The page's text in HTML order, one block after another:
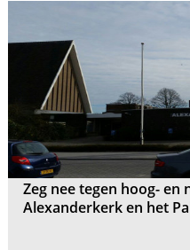
Zeg nee tegen hoog-
Alexanderkerk en het